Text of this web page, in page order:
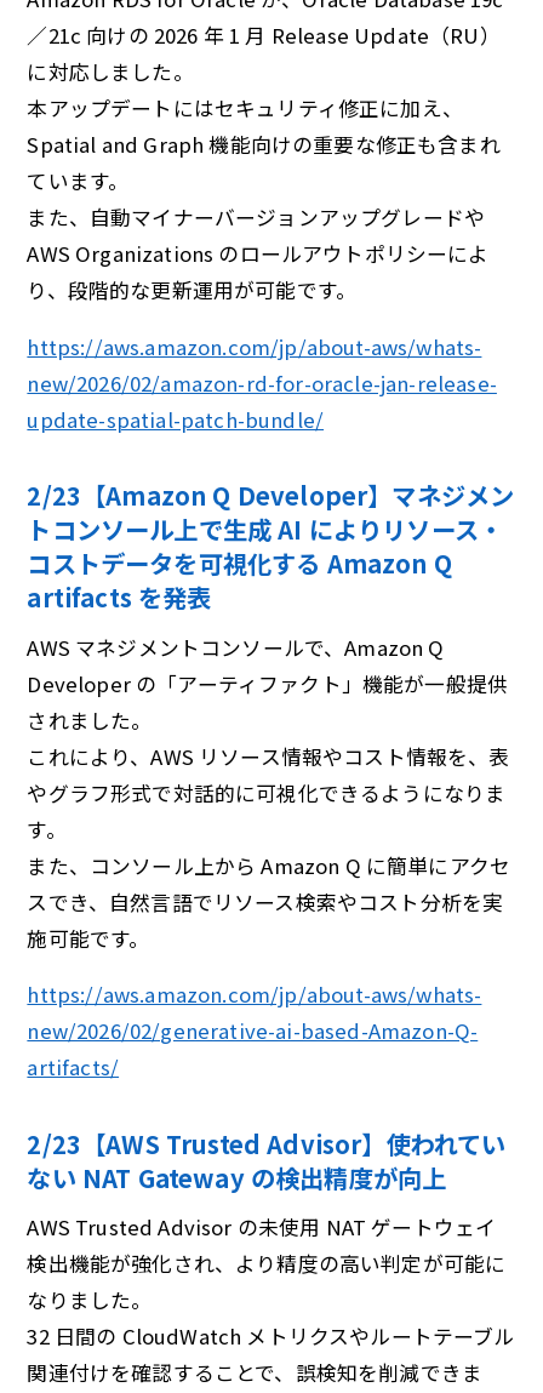
／21c 向けの 2026 年 1 月 Release Update（RU）
に対応しました。
本アップデートにはセキュリティ修正に加え、
Spatial and Graph 機能向けの重要な修正も含まれ
ています。
また、自動マイナーバージョンアップグレードや
AWS Organizations のロールアウトポリシーによ
り、段階的な更新運用が可能です。
https://aws.amazon.com/jp/about-aws/whats-
new/2026/02/amazon-rd-for-oracle-jan-release-
update-spatial-patch-bundle/
2/23【Amazon Q Developer】マネジメン
トコンソール上で⽣成 AI によりリソース・
コストデータを可視化する Amazon Q
artifacts を発表
AWS マネジメントコンソールで、Amazon Q
Developer の「アーティファクト」機能が一般提供
されました。
これにより、AWS リソース情報やコスト情報を、表
やグラフ形式で対話的に可視化できるようになりま
す。
また、コンソール上から Amazon Q に簡単にアクセ
スでき、自然言語でリソース検索やコスト分析を実
施可能です。
https://aws.amazon.com/jp/about-aws/whats-
new/2026/02/generative-ai-based-Amazon-Q-
artifacts/
2/23【AWS Trusted Advisor】使われてい
ない NAT Gateway の検出精度が向上
AWS Trusted Advisor の未使用 NAT ゲートウェイ
検出機能が強化され、より精度の高い判定が可能に
なりました。
32 日間の CloudWatch メトリクスやルートテーブル
関連付けを確認することで、誤検知を削減できま